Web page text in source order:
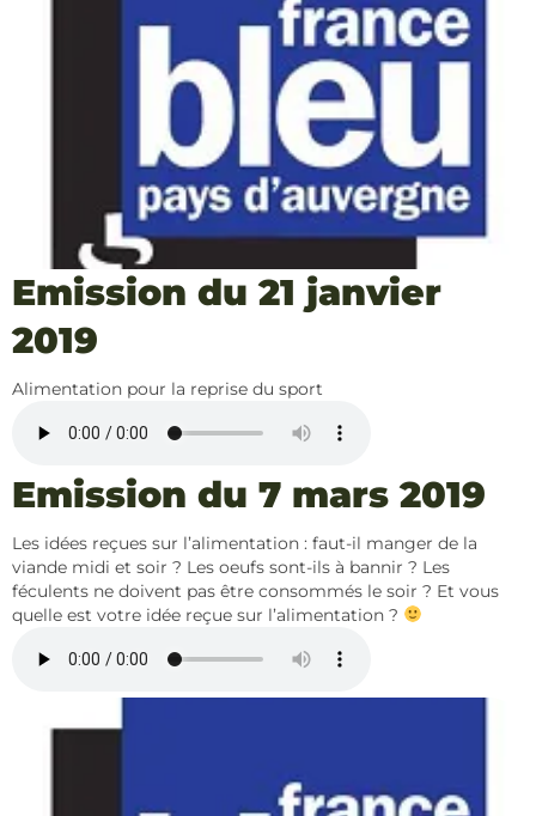
Emission du 21 janvier
2019
Alimentation pour la reprise du sport
Emission du 7 mars 2019
Les idées reçues sur l’alimentation : faut-il manger de la
viande midi et soir ? Les oeufs sont-ils à bannir ? Les
féculents ne doivent pas être consommés le soir ? Et vous
quelle est votre idée reçue sur l’alimentation ?